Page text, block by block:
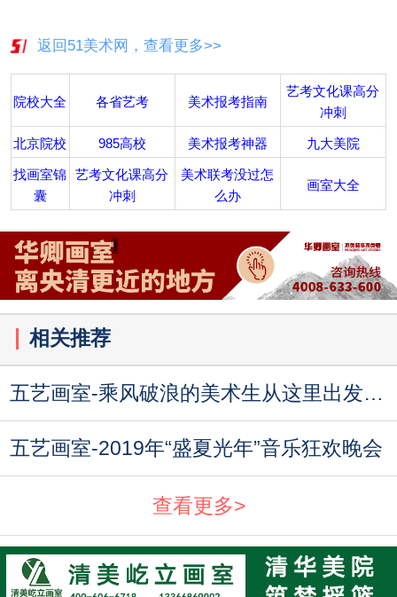
返回51美术网，查看更多>>
院校大全 各省艺考 美术报考指南
艺考文化课高分
冲刺
北京院校 985高校 美术报考神器 九大美院
找画室锦
囊
艺考文化课高分
冲刺
美术联考没过怎
么办
画室大全
相关推荐
五艺画室-乘风破浪的美术生从这里出发，开启艺考新
五艺画室-2019年“盛夏光年”音乐狂欢晚会
查看更多>